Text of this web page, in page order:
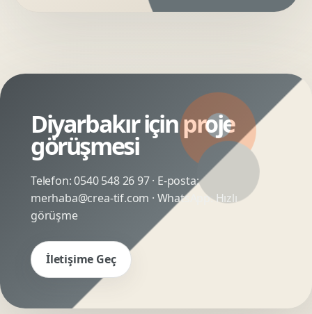
Diyarbakır için proje
görüşmesi
Telefon:0540 548 26 97· E-posta:
merhaba@crea-tif.com · WhatsApp:Hızlı
görüşme
İletişime Geç